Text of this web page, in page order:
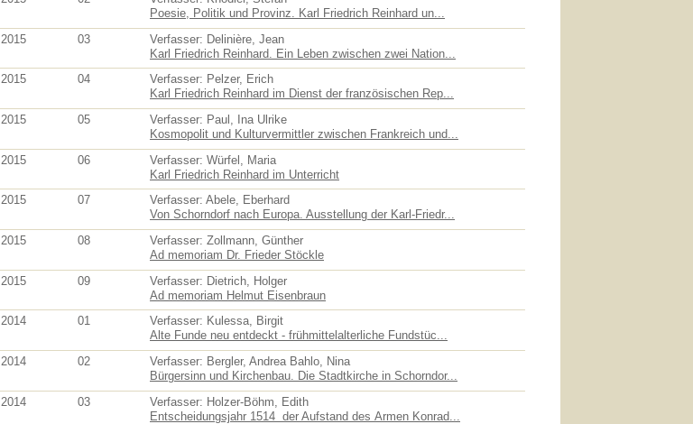
Poesie, Politik und Provinz. Karl Friedrich Reinhard un...
2015 03
Verfasser: Delinière, Jean
Karl Friedrich Reinhard. Ein Leben zwischen zwei Nation...
2015 04
Verfasser: Pelzer, Erich
Karl Friedrich Reinhard im Dienst der französischen Rep...
2015 05
Verfasser: Paul, Ina Ulrike
Kosmopolit und Kulturvermittler zwischen Frankreich und...
2015 06
Verfasser: Würfel, Maria
Karl Friedrich Reinhard im Unterricht
2015 07
Verfasser: Abele, Eberhard
Von Schorndorf nach Europa. Ausstellung der Karl-Friedr...
2015 08
Verfasser: Zollmann, Günther
Ad memoriam Dr. Frieder Stöckle
2015 09
Verfasser: Dietrich, Holger
Ad memoriam Helmut Eisenbraun
2014 01
Verfasser: Kulessa, Birgit
Alte Funde neu entdeckt - frühmittelalterliche Fundstüc...
2014 02
Verfasser: Bergler, Andrea Bahlo, Nina
Bürgersinn und Kirchenbau. Die Stadtkirche in Schorndor...
2014 03
Verfasser: Holzer-Böhm, Edith
Entscheidungsjahr 1514  der Aufstand des Armen Konrad...